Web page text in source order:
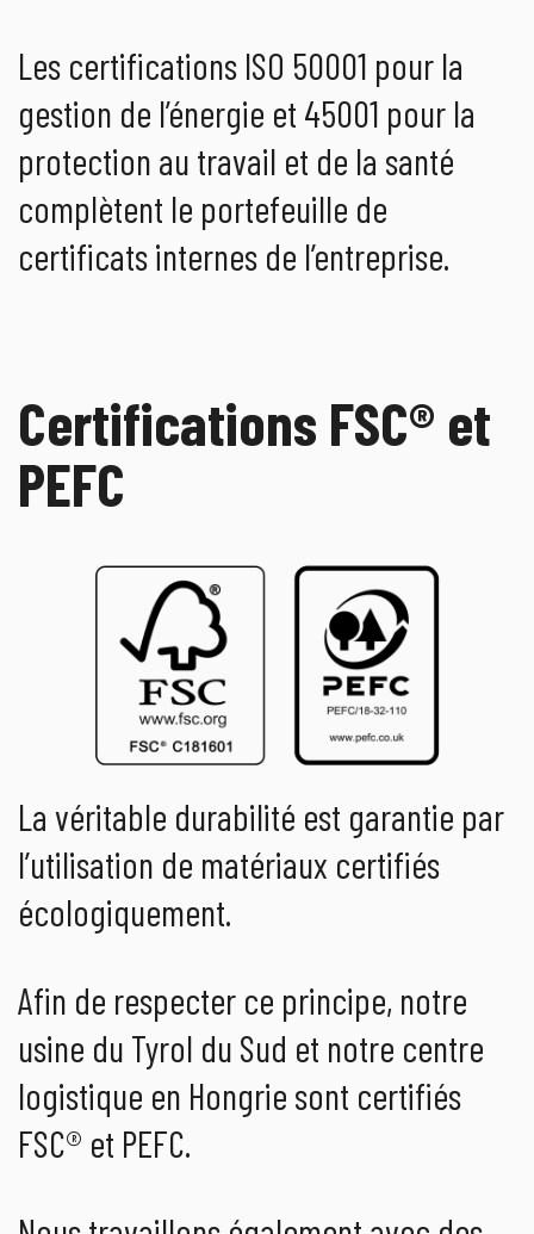
Les certifications ISO 50001 pour la
gestion de l’énergie et 45001 pour la
protection au travail et de la santé
complètent le portefeuille de
certificats internes de l’entreprise.
Certifications FSC® et
PEFC
La véritable durabilité est garantie par
l’utilisation de matériaux certifiés
écologiquement.
Afin de respecter ce principe, notre
usine du Tyrol du Sud et notre centre
logistique en Hongrie sont certifiés
FSC® et PEFC.